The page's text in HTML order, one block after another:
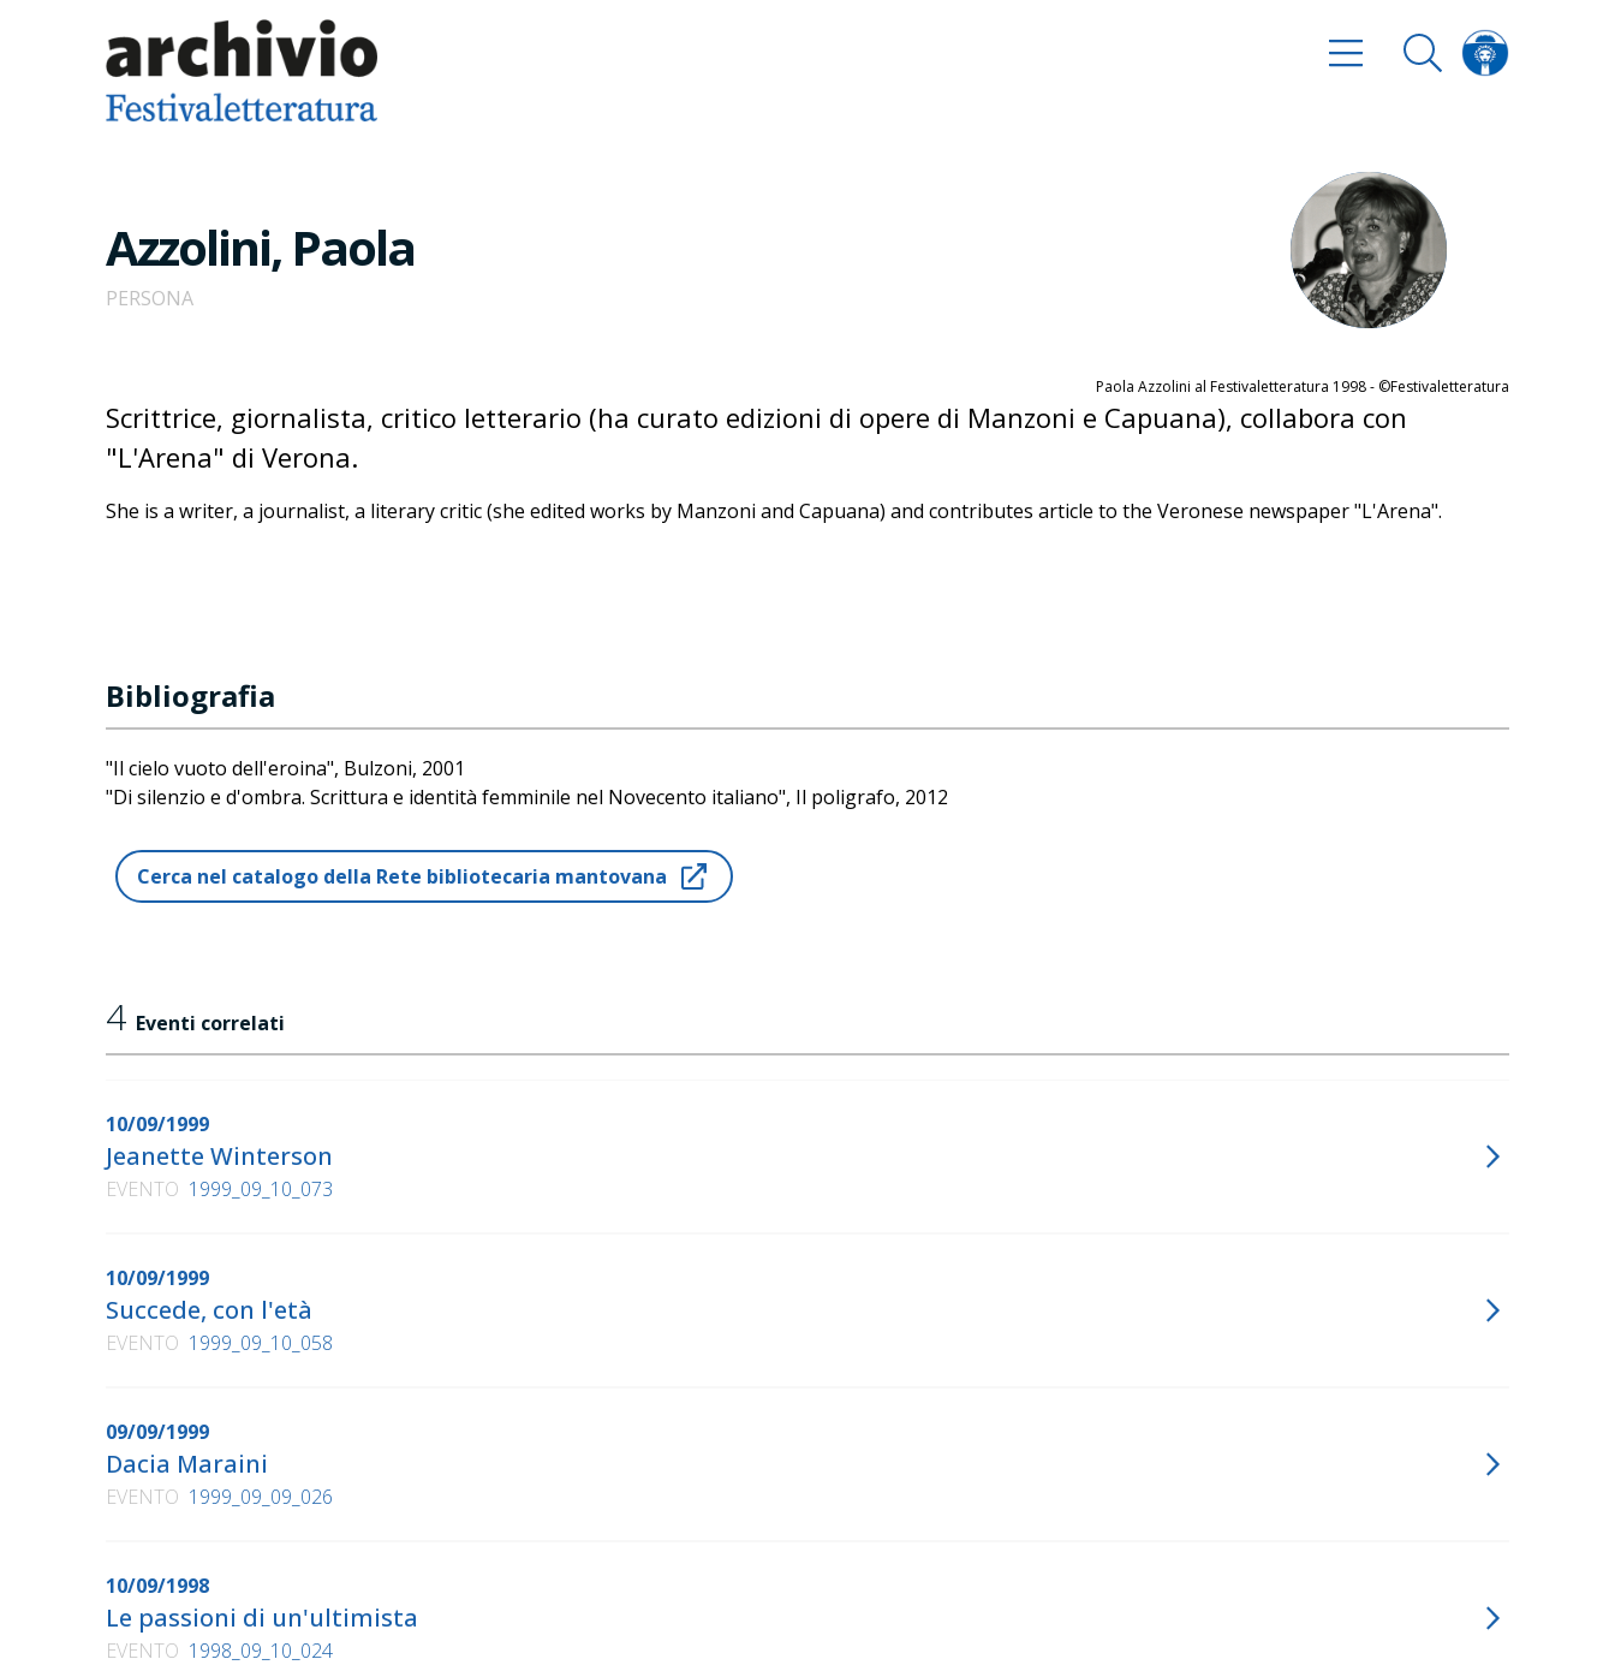
Azzolini, Paola
PERSONA
Paola Azzolini al Festivaletteratura 1998 - ©Festivaletteratura
Scrittrice, giornalista, critico letterario (ha curato edizioni di opere di Manzoni e Capuana), collabora con
"L'Arena" di Verona.
She is a writer, a journalist, a literary critic (she edited works by Manzoni and Capuana) and contributes article to the Veronese newspaper "L'Arena".
Bibliografia
"Il cielo vuoto dell'eroina", Bulzoni, 2001
"Di silenzio e d'ombra. Scrittura e identità femminile nel Novecento italiano", Il poligrafo, 2012
Cerca nel catalogo della Rete bibliotecaria mantovana
4 Eventi correlati
10/09/1999
Jeanette Winterson
EVENTO 1999_09_10_073
10/09/1999
Succede, con l'età
EVENTO 1999_09_10_058
09/09/1999
Dacia Maraini
EVENTO 1999_09_09_026
10/09/1998
Le passioni di un'ultimista
EVENTO 1998_09_10_024